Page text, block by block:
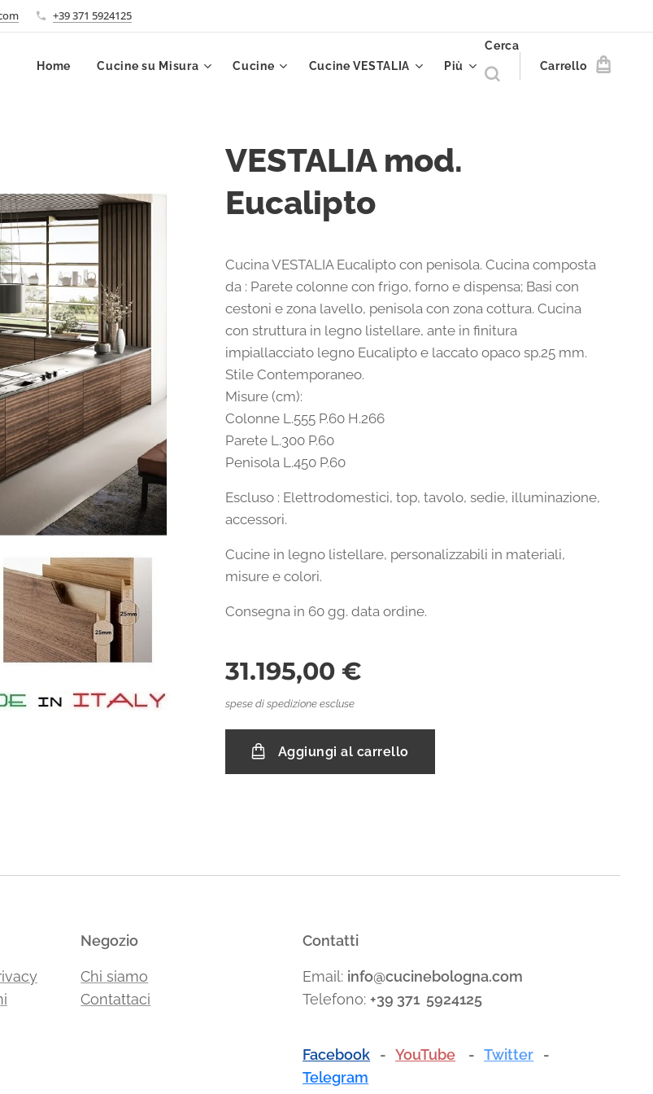
+39 371 5924125
Home Cucine su Misura Cucine Cucine VESTALIA Più
Cerca
Carrello
VESTALIA mod.
Eucalipto
Cucina VESTALIA Eucalipto con penisola. Cucina composta
da : Parete colonne con frigo, forno e dispensa; Basi con
cestoni e zona lavello, penisola con zona cottura. Cucina
con struttura in legno listellare, ante in finitura
impiallacciato legno Eucalipto e laccato opaco sp.25 mm.
Stile Contemporaneo.
Misure (cm):
Colonne L.555 P.60 H.266
Parete L.300 P.60
Penisola L.450 P.60
Escluso : Elettrodomestici, top, tavolo, sedie, illuminazione,
accessori.
Cucine in legno listellare, personalizzabili in materiali,
misure e colori.
Consegna in 60 gg. data ordine.
31.195,00 €
spese di spedizione escluse
Aggiungi al carrello
Negozio
Chi siamo
Contattaci
Contatti
Email: info@cucinebologna.com
Telefono: +39 371 5924125
Facebook -YouTube -Twitter
-
Telegram